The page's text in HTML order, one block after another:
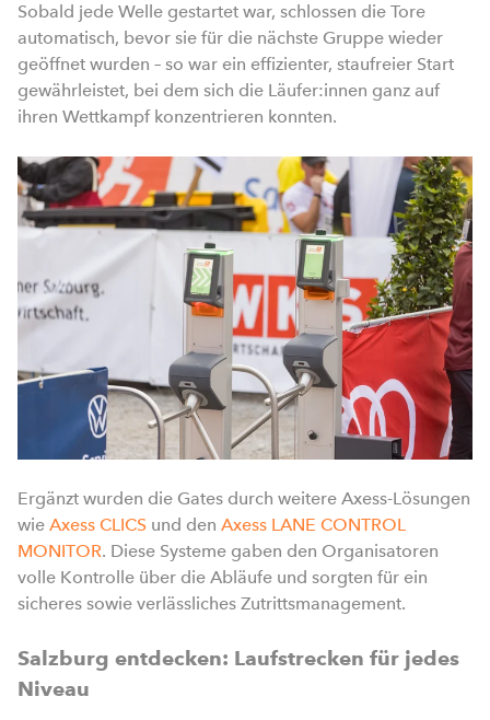
Sobald jede Welle gestartet war, schlossen die Tore
automatisch, bevor sie für die nächste Gruppe wieder
geöffnet wurden – so war ein effizienter, staufreier Start
gewährleistet, bei dem sich die Läufer:innen ganz auf
ihren Wettkampf konzentrieren konnten.
Ergänzt wurden die Gates durch weitere Axess-Lösungen
wie Axess CLICS und den Axess LANE CONTROL
MONITOR. Diese Systeme gaben den Organisatoren
volle Kontrolle über die Abläufe und sorgten für ein
sicheres sowie verlässliches Zutrittsmanagement.
Salzburg entdecken: Laufstrecken für jedes
Niveau